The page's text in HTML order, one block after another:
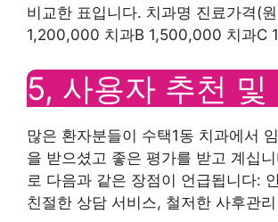
비교한 표입니다. 치과명 진료가격(
1,200,000 치과B 1,500,000 치과C
5, 사용자 추천 및
많은 환자분들이 수택1동 치과에서
을 받으셨고 좋은 평가를 받고 계십
로 다음과 같은 장점이 언급됩니다:
친절한 상담 서비스, 철저한 사후관리